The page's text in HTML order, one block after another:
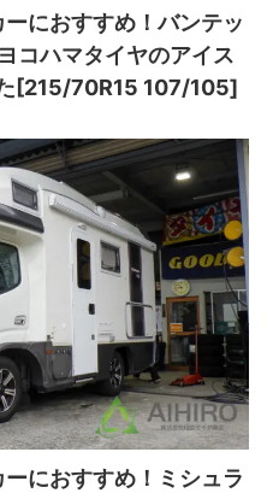
におすすめ！バンテッ
コハマタイヤのアイス
[215/70R15 107/105]
におすすめ！ミシュラ